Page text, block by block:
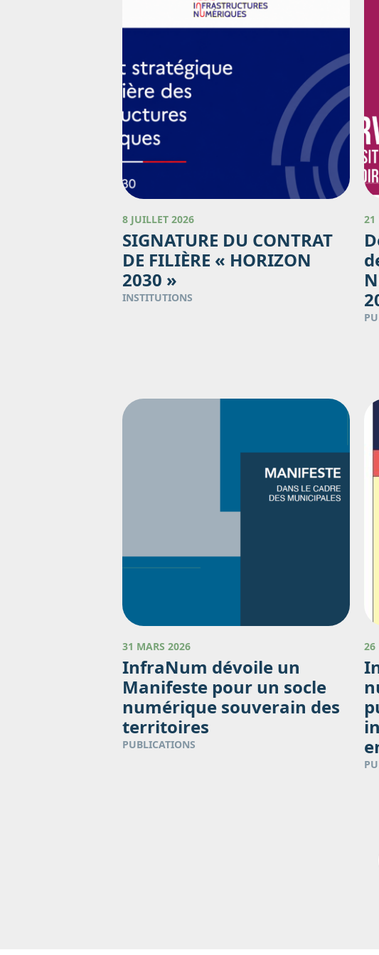
8 JUILLET 2026
SIGNATURE DU CONTRAT
DE FILIÈRE « HORIZON
2030 »
INSTITUTIONS
21
31 MARS 2026
InfraNum dévoile un
Manifeste pour un socle
numérique souverain des
territoires
PUBLICATIONS
26